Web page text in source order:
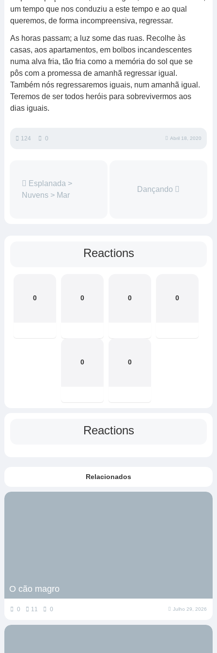
um tempo que nos conduziu a este tempo e ao qual
queremos, de forma incompreensiva, regressar.
As horas passam; a luz some das ruas. Recolhe às
casas, aos apartamentos, em bolbos incandescentes
numa alva fria, tão fria como a memória do sol que se
pôs com a promessa de amanhã regressar igual.
Também nós regressaremos iguais, num amanhã igual.
Teremos de ser todos heróis para sobrevivermos aos
dias iguais.
124 0 Abril 18, 2020
Esplanada >
Nuvens > Mar
Dançando
Reactions
0 0 0 0
0 0
Reactions
Relacionados
O cão magro
0 11 0 Julho 29, 2026